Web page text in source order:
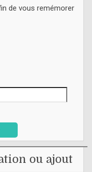
de vous remémorer
ou ajout